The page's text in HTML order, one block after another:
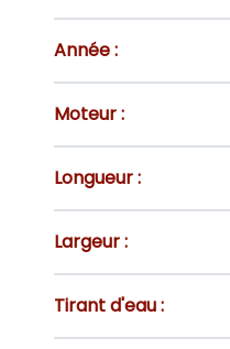
Année :
Moteur :
Longueur :
Largeur :
Tirant d'eau :